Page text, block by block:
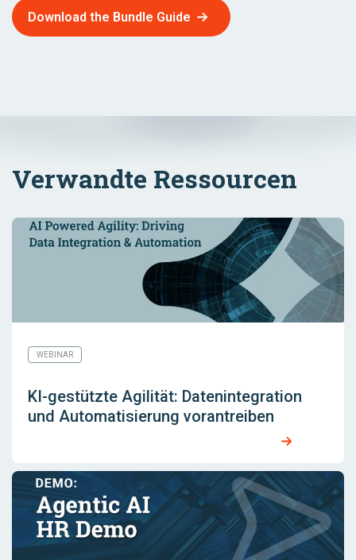
Download the Bundle Guide
Verwandte Ressourcen
WEBINAR
KI-gestützte Agilität: Datenintegration
und Automatisierung vorantreiben